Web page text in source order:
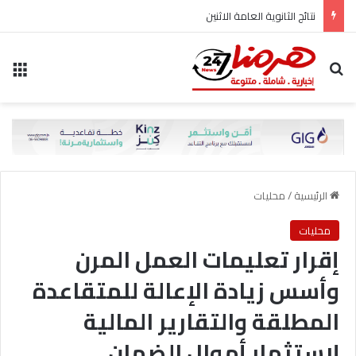
نتائج الثانوية العامة الاثنين
بحث عن
الرئيسية/محليات
محليات
إقرار تعليمات العمل المرن
وأسس زيادة الإعالة للمتقاعدة
المطلقة والتقارير المالية